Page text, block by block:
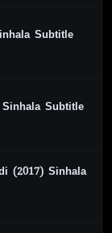
Subtitle
Sinhala Subtitle
(2017) Sinhala